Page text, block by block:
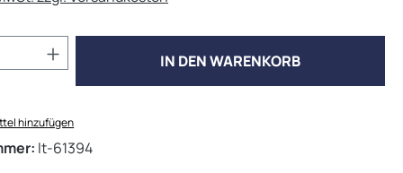
Anzahl: Gib den gewünschten Wert
IN DEN WARENKORB
hinzufügen
lt-61394